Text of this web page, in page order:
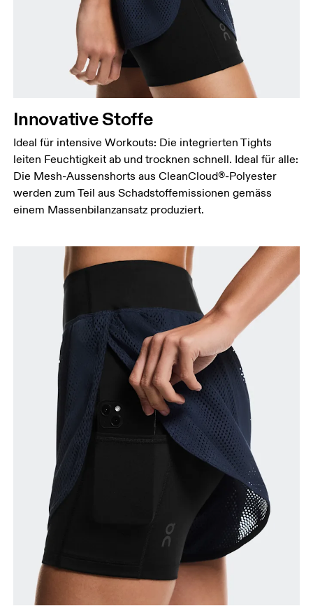
Stelle deines Innenbeins bis hinunter zum Knöchel.
Innovative Stoffe
Ideal für intensive Workouts: Die integrierten Tights
leiten Feuchtigkeit ab und trocknen schnell. Ideal für alle:
Die Mesh-Aussenshorts aus CleanCloud®-Polyester
werden zum Teil aus Schadstoffemissionen gemäss
einem Massenbilanzansatz produziert.